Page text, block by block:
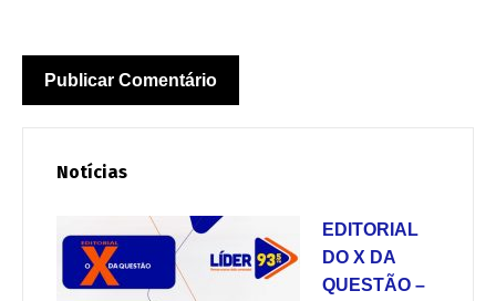
Notícias
EDITORIAL
DO X DA
QUESTÃO –